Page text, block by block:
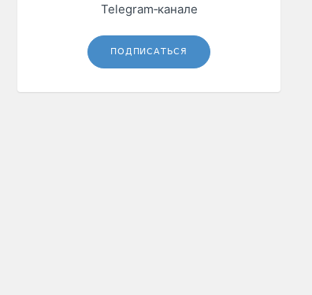
Telegram‑канале
ПОДПИСАТЬСЯ